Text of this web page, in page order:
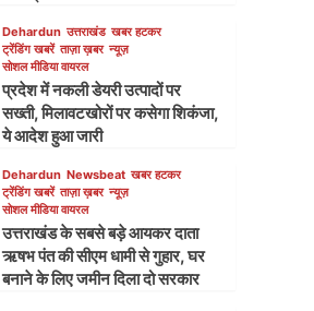
Dehardun उत्तराखंड खबर हटकर
ट्रेंडिंग खबरें ताज़ा ख़बर न्यूज़
सोशल मीडिया वायरल
प्रदेश में नकली डेयरी उत्पादों पर
सख्ती, मिलावटखोरों पर कसेगा शिकंजा,
ये आदेश हुआ जारी
Dehardun Newsbeat खबर हटकर
ट्रेंडिंग खबरें ताज़ा ख़बर न्यूज़
सोशल मीडिया वायरल
उत्तराखंड के सबसे बड़े आयकर दाता
ऋषभ पंत की सीएम धामी से गुहार, घर
बनाने के लिए जमीन दिला दो सरकार